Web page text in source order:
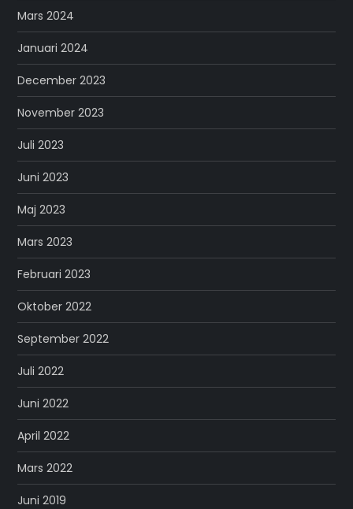
Mars 2024
Januari 2024
December 2023
November 2023
Juli 2023
Juni 2023
Maj 2023
Mars 2023
Februari 2023
Oktober 2022
September 2022
Juli 2022
Juni 2022
April 2022
Mars 2022
Juni 2019